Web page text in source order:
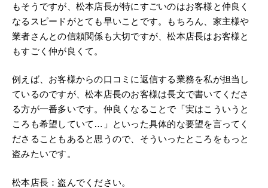
もそうですが、松本店長が特にすごいのはお客様と仲良く
なるスピードがとても早いことです。もちろん、家主様や
業者さんとの信頼関係も大切ですが、松本店長はお客様と
もすごく仲が良くて。
例えば、お客様からの口コミに返信する業務を私が担当し
ているのですが、松本店長のお客様は長文で書いてくださ
る方が一番多いです。仲良くなることで「実はこういうと
ころも希望していて…」といった具体的な要望を言ってく
ださることもあると思うので、そういったところをもっと
盗みたいです。
松本店長：盗んでください。